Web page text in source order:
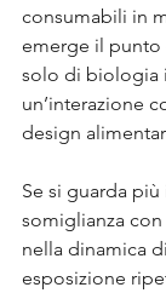
consumabili in
emerge il punto
solo di biologia
un’interazione
design
Se si guarda
somiglianza con
nella dinamica
esposizione